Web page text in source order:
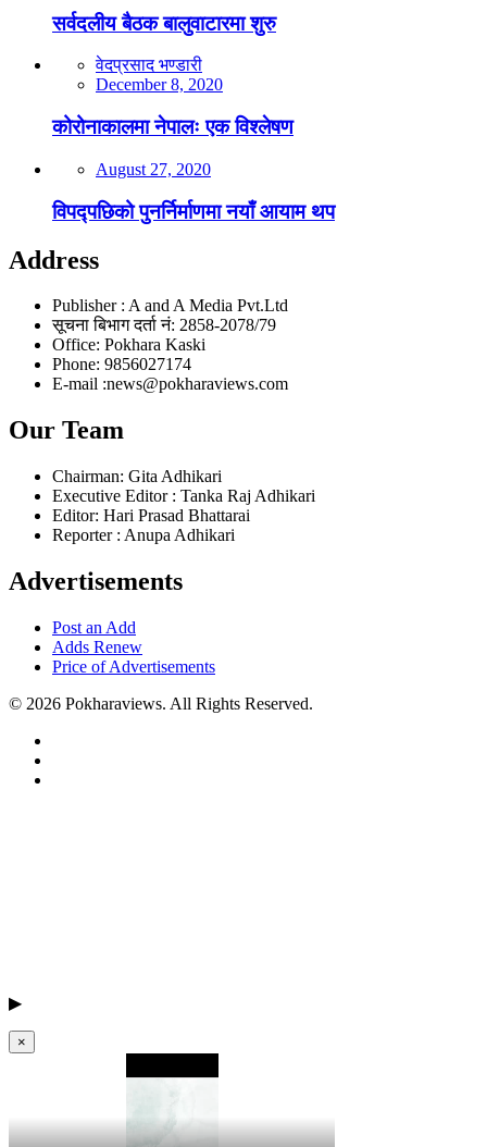
सर्वदलीय बैठक बालुवाटारमा शुरु
वेदप्रसाद भण्डारी
December 8, 2020
कोरोनाकालमा नेपालः एक विश्लेषण
August 27, 2020
विपद्पछिको पुनर्निर्माणमा नयाँ आयाम थप
Address
Publisher : A and A Media Pvt.Ltd
सूचना बिभाग दर्ता नं: 2858-2078/79
Office: Pokhara Kaski
Phone: 9856027174
E-mail :news@pokharaviews.com
Our Team
Chairman: Gita Adhikari
Executive Editor : Tanka Raj Adhikari
Editor: Hari Prasad Bhattarai
Reporter : Anupa Adhikari
Advertisements
Post an Add
Adds Renew
Price of Advertisements
© 2026 Pokharaviews. All Rights Reserved.
▶
×